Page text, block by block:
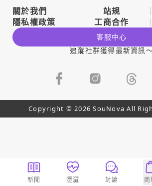
關於我們 站規
隱私權政策
工商合作
客服中心
追蹤社群獲得最新資訊
Copyright © 2026 SouNova All
新聞 澀澀 討論 商